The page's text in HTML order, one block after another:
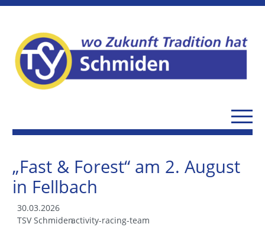
„Fast & Forest“ am 2. August
in Fellbach
30.03.2026
TSV Schmidenactivity-racing-team